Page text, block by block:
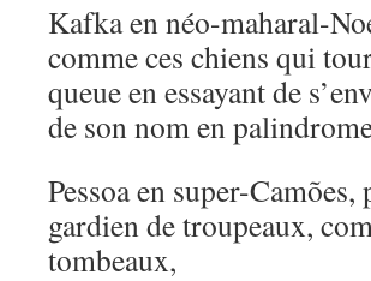
Kafka en néo-maharal-
comme ces chiens qui
queue en essayant de
de son nom en
Pessoa en super-
gardien de troupeaux,
tombeaux,